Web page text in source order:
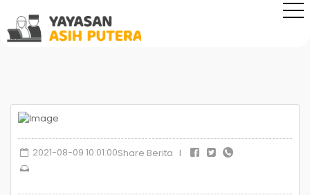
2021-08-09 10:01:00Share Berita I